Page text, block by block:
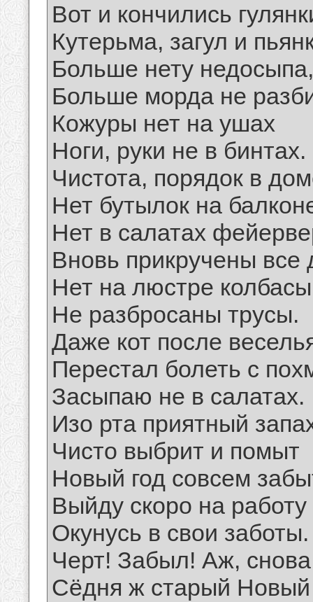
Вот и кончились
Кутерьма, загул и
Больше нету недосыпа,
Больше морда не
Кожуры нет на ушах
Ноги, руки не в бинтах.
Чистота, порядок в
Нет бутылок на
Нет в салатах
Вновь прикручены все
Нет на люстре
Не разбросаны трусы.
Даже кот после
Перестал болеть с
Засыпаю не в салатах.
Изо рта приятный
Чисто выбрит и помыт
Новый год совсем
Выйду скоро на работу
Окунусь в свои заботы.
Черт! Забыл! Аж, снова
Сёдня ж старый Новый